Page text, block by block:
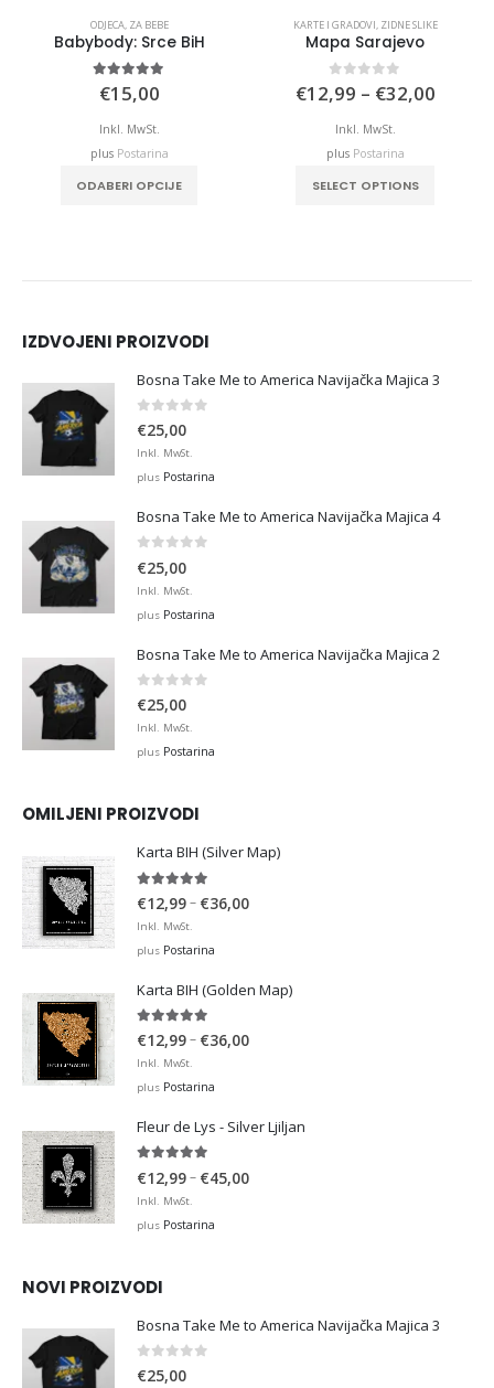
ZIDNE SLIKE
ODJECA, ZA BEBE
Babybody: Srce BiH
5.00out of 5
€15,00
Inkl. MwSt.
plus Postarina
ODABERI OPCIJE
KARTE I GRADOVI, ZIDNE SLIKE
Mapa Sarajevo
0out of 5
€12,99 – €32,00Price
Inkl. MwSt.
plus Postarina
SELECT OPTIONS
IZDVOJENI PROIZVODI
Bosna Take Me to America Navijačka Majica 3
0 out of 5
€25,00
Inkl. MwSt.
plus Postarina
Bosna Take Me to America Navijačka Majica 4
€25,00
Inkl. MwSt.
plus Postarina
Bosna Take Me to America Navijačka Majica 2
0 out of 5
€25,00
Inkl. MwSt.
plus Postarina
OMILJENI PROIZVODI
Karta BIH (Silver Map)
€12,99– €36,00Price
€36,00
Inkl. MwSt.
plus Postarina
Karta BIH (Golden Map)
4.93out of 5
€12,99– €36,00Price
€36,00
Inkl. MwSt.
plus Postarina
Fleur de Lys - Silver Ljiljan
€12,99– €45,00Price
Inkl. MwSt.
plus Postarina
NOVI PROIZVODI
Bosna Take Me to America Navijačka Majica 3
0 out of 5
€25,00